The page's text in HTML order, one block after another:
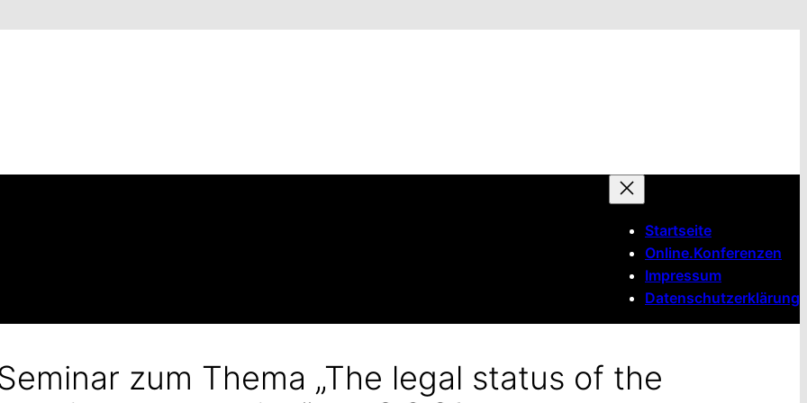
Startseite
Online.Konferenzen
Impressum
Datenschutzerklärung
zum Thema „The legal status of the